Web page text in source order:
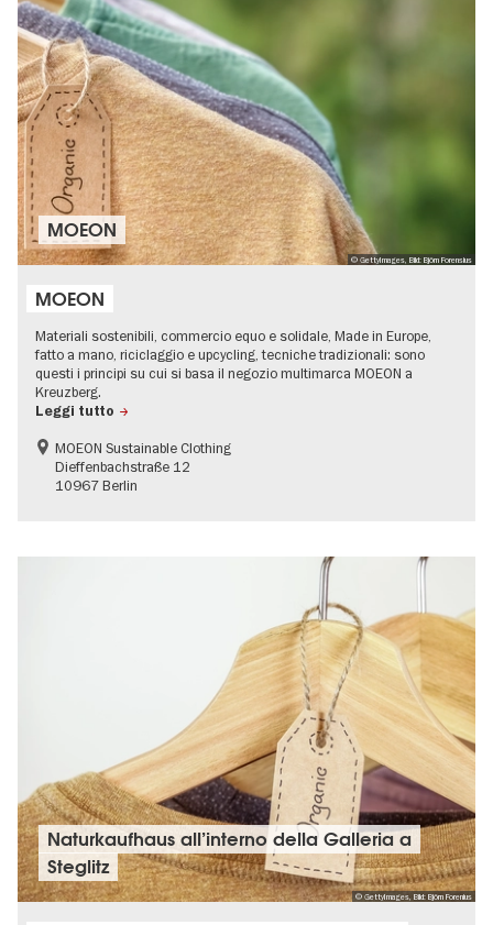
© GettyImages, Bild: Björn Forensius
MOEON
MOEON
Materiali sostenibili, commercio equo e solidale, Made in Europe,
fatto a mano, riciclaggio e upcycling, tecniche tradizionali: sono
questi i principi su cui si basa il negozio multimarca MOEON a
Kreuzberg.
Leggi tutto
MOEON Sustainable Clothing
Dieffenbachstraße 12
10967 Berlin
© GettyImages, Bild: Björn Forenius
Naturkaufhaus all’interno della Galleria a
Steglitz